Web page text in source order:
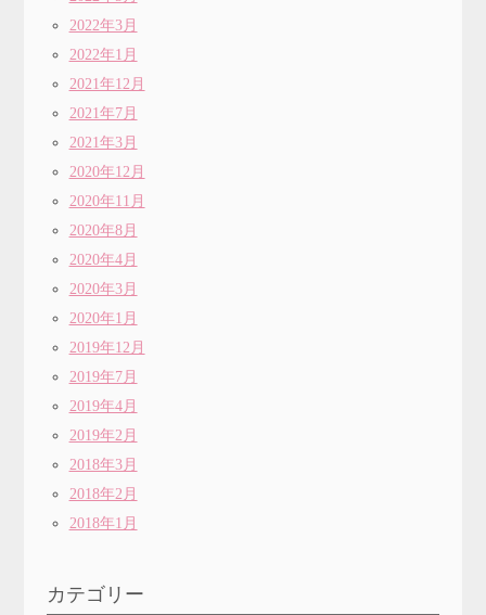
2022年3月
2022年1月
2021年12月
2021年7月
2021年3月
2020年12月
2020年11月
2020年8月
2020年4月
2020年3月
2020年1月
2019年12月
2019年7月
2019年4月
2019年2月
2018年3月
2018年2月
2018年1月
カテゴリー